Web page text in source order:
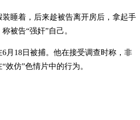
睡着，后来趁被告离开房后，拿起手
被告“强奸”自己。
月18日被捕。他在接受调查时称，非
效仿”色情片中的行为。